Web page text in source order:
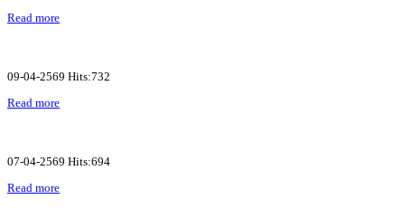
Read more
09-04-2569 Hits:732
Read more
07-04-2569 Hits:694
Read more